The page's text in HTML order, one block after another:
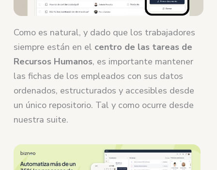
Como es natural, y dado que los trabajadores
siempre están en el centro de las tareas de
Recursos Humanos, es importante mantener
las fichas de los empleados con sus datos
ordenados, estructurados y accesibles desde
un único repositorio. Tal y como ocurre desde
nuestra suite.